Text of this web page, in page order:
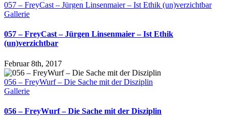
057 – FreyCast – Jürgen Linsenmaier – Ist Ethik (un)verzichtbar
Gallerie
057 – FreyCast – Jürgen Linsenmaier – Ist Ethik
(un)verzichtbar
Februar 8th, 2017
056 – FreyWurf – Die Sache mit der Disziplin
Gallerie
056 – FreyWurf – Die Sache mit der Disziplin